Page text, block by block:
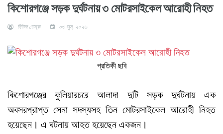
কিশোরগঞ্জে সড়ক দুর্ঘটনায় ৩ মোটরসাইকেল আরোহী নিহত
নিউজ ডেস্ক ০৩ জুন, ২০২৬
প্রতিকী ছবি
কিশোরগঞ্জের কুলিয়ারচরে আলাদা দুটি সড়ক দুর্ঘটনায় এক
অবসরপ্রাপ্ত সেনা সদস্যসহ তিন মোটরসাইকেল আরোহী নিহত
হয়েছেন। এ ঘটনায় আহত হয়েছেন একজন।